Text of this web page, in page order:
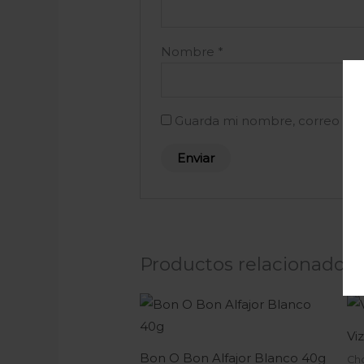
Nombre *
Guarda mi nombre, correo
Productos relacionados
Bon O Bon Alfajor Blanco 40g